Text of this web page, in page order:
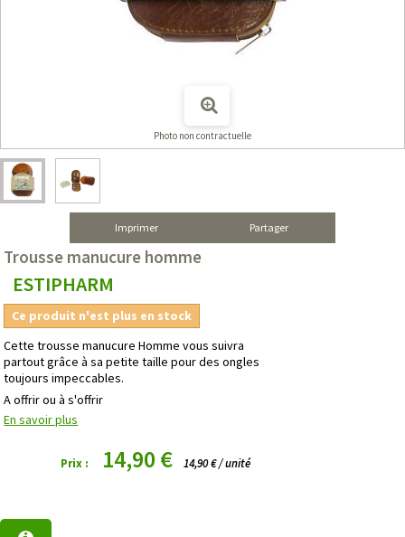
Photo non contractuelle
Imprimer Partager
Trousse manucure homme
ESTIPHARM
Ce produit n'est plus en stock
Cette trousse manucure Homme vous suivra
partout grâce à sa petite taille pour des ongles
toujours impeccables.
A offrir ou à s'offrir
En savoir plus
Prix : 14,90 € 14,90 € / unité